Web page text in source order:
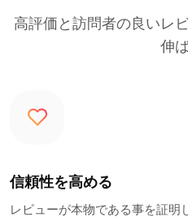
高評価と訪問者の良いレ
伸
信頼性を高める
レビューが本物である事を証明